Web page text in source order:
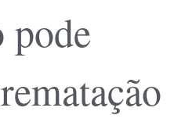
pode